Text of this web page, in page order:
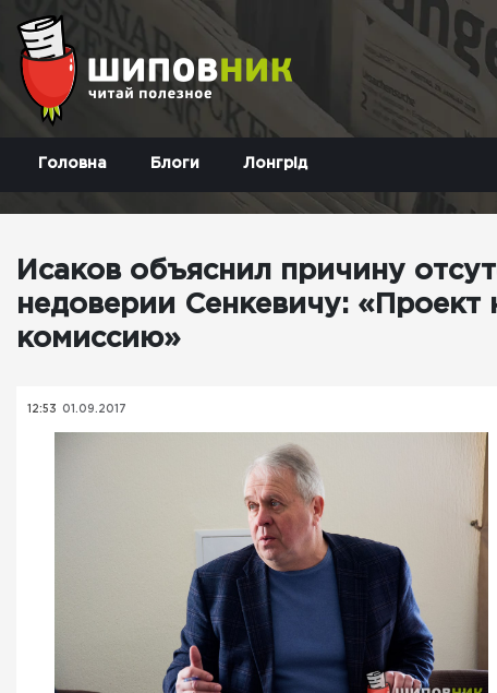
Головна Блоги Лонгрід
Исаков объяснил причину
недоверии Сенкевичу:
комиссию»
12:53 01.09.2017